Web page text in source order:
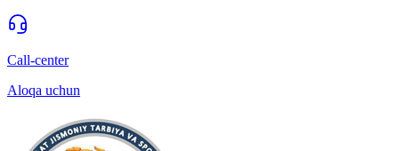
Call-center
Aloqa uchun